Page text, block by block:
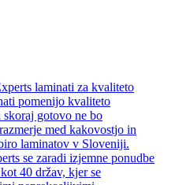
laminati za kvaliteto
pomenijo kvaliteto
gotovo ne bo
med kakovostjo in
laminatov v Sloveniji.
se zaradi izjemne ponudbe
40 držav, kjer se